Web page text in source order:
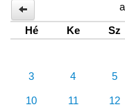
Hé
Ke Sz
3 4 5
10 11 12